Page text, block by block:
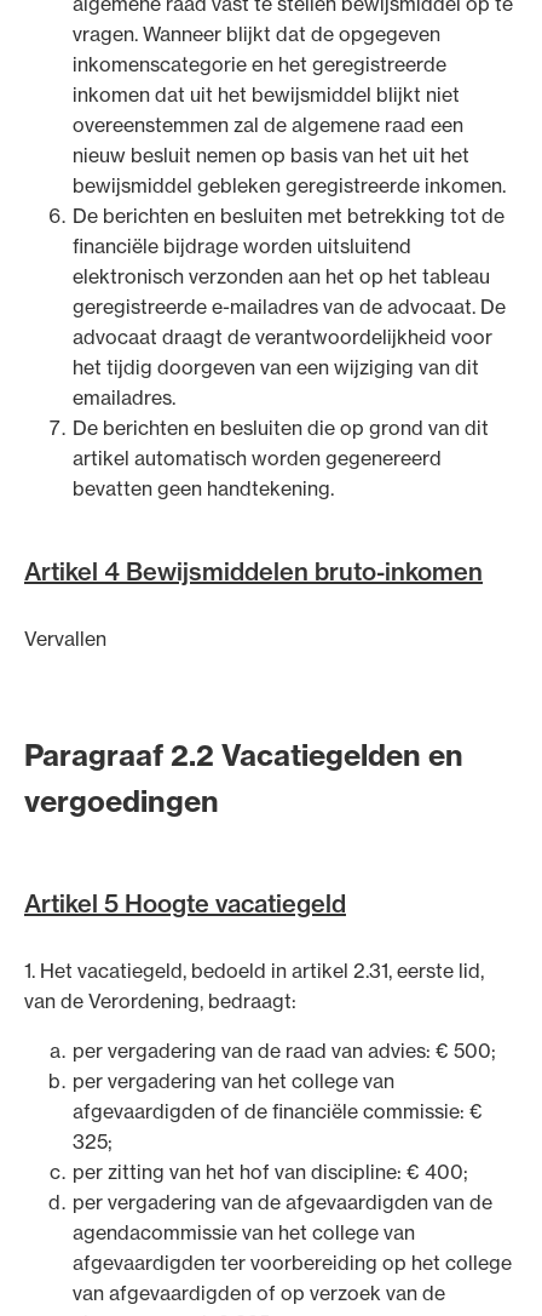
vragen. Wanneer blijkt dat de opgegeven
inkomenscategorie en het geregistreerde
inkomen dat uit het bewijsmiddel blijkt niet
overeenstemmen zal de algemene raad een
nieuw besluit nemen op basis van het uit het
bewijsmiddel gebleken geregistreerde inkomen.
De berichten en besluiten met betrekking tot de
financiële bijdrage worden uitsluitend
elektronisch verzonden aan het op het tableau
geregistreerde e-mailadres van de advocaat. De
advocaat draagt de verantwoordelijkheid voor
het tijdig doorgeven van een wijziging van dit
emailadres.
De berichten en besluiten die op grond van dit
artikel automatisch worden gegenereerd
bevatten geen handtekening.
Artikel 4 Bewijsmiddelen bruto-inkomen
Vervallen
Paragraaf 2.2 Vacatiegelden en
vergoedingen
Artikel 5 Hoogte vacatiegeld
1. Het vacatiegeld, bedoeld in artikel 2.31, eerste lid,
van de Verordening, bedraagt:
per vergadering van de raad van advies: € 500;
per vergadering van het college van
afgevaardigden of de financiële commissie: €
325;
per zitting van het hof van discipline: € 400;
per vergadering van de afgevaardigden van de
agendacommissie van het college van
afgevaardigden ter voorbereiding op het college
van afgevaardigden of op verzoek van de